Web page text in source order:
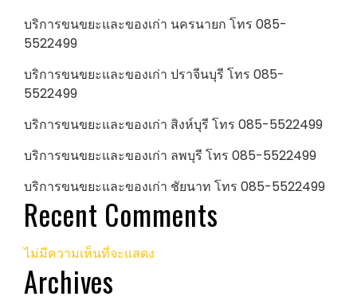
บริการขนขยะและของเก่า นครนายก โทร 085-
5522499
บริการขนขยะและของเก่า ปราจีนบุรี โทร 085-
5522499
บริการขนขยะและของเก่า สิงห์บุรี โทร 085-5522499
บริการขนขยะและของเก่า ลพบุรี โทร 085-5522499
บริการขนขยะและของเก่า ชัยนาท โทร 085-5522499
Recent Comments
ไม่มีความเห็นที่จะแสดง
Archives